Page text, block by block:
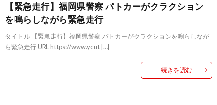
【緊急走行】福岡県警察 パトカーがクラクション
を鳴らしながら緊急走行
タイトル 【緊急走行】福岡県警察 パトカーがクラクションを鳴らしなが
ら緊急走行 URL https://www.yout […]
続きを読む